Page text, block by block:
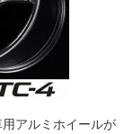
アルミホイールが